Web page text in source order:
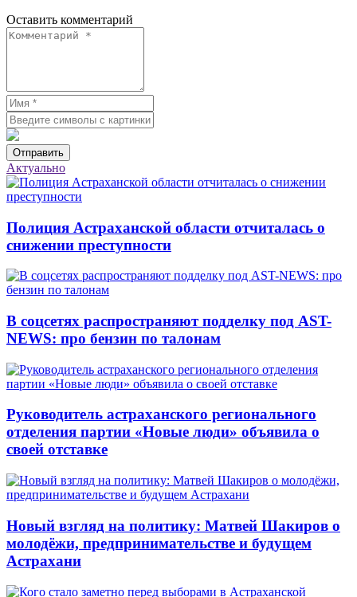
Оставить комментарий
Отправить
Актуально
Полиция Астраханской области отчиталась о
снижении преступности
В соцсетях распространяют подделку под AST-
NEWS: про бензин по талонам
Руководитель астраханского регионального
отделения партии «Новые люди» объявила о
своей отставке
Новый взгляд на политику: Матвей Шакиров о
молодёжи, предпринимательстве и будущем
Астрахани